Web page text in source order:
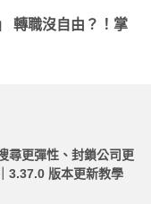
轉職沒自由？！掌
尋更彈性、封鎖公司更
3.37.0 版本更新教學